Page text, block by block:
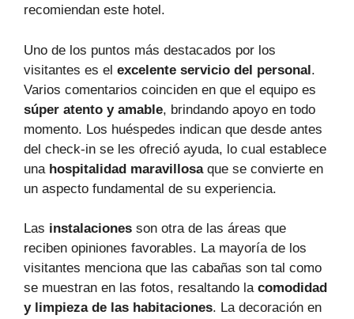
recomiendan este hotel.
Uno de los puntos más destacados por los
visitantes es el excelente servicio del personal.
Varios comentarios coinciden en que el equipo es
súper atento y amable, brindando apoyo en todo
momento. Los huéspedes indican que desde antes
del check-in se les ofreció ayuda, lo cual establece
una hospitalidad maravillosaque se convierte en
un aspecto fundamental de su experiencia.
Las instalaciones son otra de las áreas que
reciben opiniones favorables. La mayoría de los
visitantes menciona que las cabañas son tal como
se muestran en las fotos, resaltando la comodidad
y limpieza de las habitaciones. La decoración en